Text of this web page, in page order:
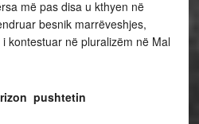
më pas disa u kthyen në
besnik marrëveshjes,
kontestuar në pluralizëm në Mal
pushtetin